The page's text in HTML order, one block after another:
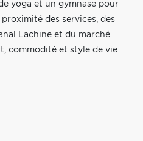
yoga et un gymnase pour
des services, des
Lachine et du marché
commodité et style de vie